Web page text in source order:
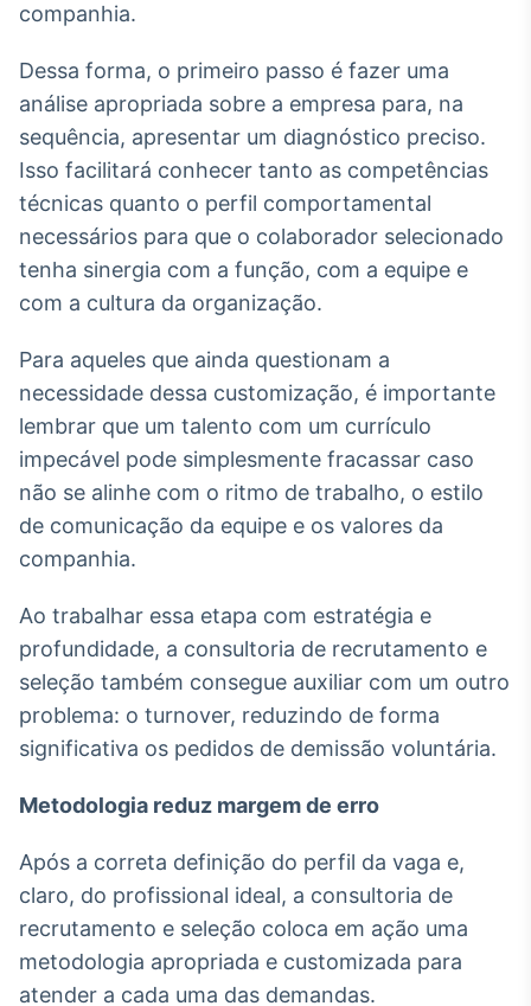
BroadFast
Em breve
Investimentos
Em breve
Tokenização
de ativos
Crédito
Em breve
companhia.
Dessa forma, o primeiro passo é fazer uma
análise apropriada sobre a empresa para, na
sequência, apresentar um diagnóstico preciso.
Isso facilitará conhecer tanto as competências
técnicas quanto o perfil comportamental
necessários para que o colaborador selecionado
tenha sinergia com a função, com a equipe e
com a cultura da organização.
Para aqueles que ainda questionam a
necessidade dessa customização, é importante
lembrar que um talento com um currículo
impecável pode simplesmente fracassar caso
não se alinhe com o ritmo de trabalho, o estilo
de comunicação da equipe e os valores da
companhia.
Ao trabalhar essa etapa com estratégia e
profundidade, a consultoria de recrutamento e
seleção também consegue auxiliar com um outro
problema: o turnover, reduzindo de forma
significativa os pedidos de demissão voluntária.
Metodologia reduz margem de erro
Após a correta definição do perfil da vaga e,
claro, do profissional ideal, a consultoria de
recrutamento e seleção coloca em ação uma
metodologia apropriada e customizada para
atender a cada uma das demandas.